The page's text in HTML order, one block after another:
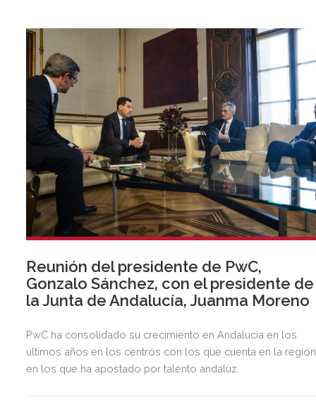
Reunión del presidente de PwC,
Gonzalo Sánchez, con el presidente de
la Junta de Andalucía, Juanma Moreno
PwC ha consolidado su crecimiento en Andalucía en los
últimos años en los centros con los que cuenta en la región
en los que ha apostado por talento andaluz.